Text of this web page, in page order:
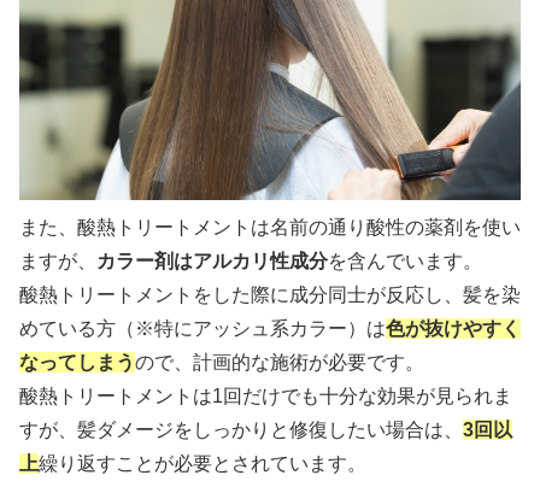
また、酸熱トリートメントは名前の通り酸性の薬剤を使い
ますが、
カラー剤はアルカリ性成分を含んでいます。
酸熱トリートメントをした際に成分同士が反応し、髪を染
めている方（※特にアッシュ系カラー）は色が抜けやすく
なってしまうので、計画的な施術が必要です。
酸熱トリートメントは1回だけでも十分な効果が見られま
すが、髪ダメージをしっかりと修復したい場合は、 3回以
上繰り返すことが必要とされています。